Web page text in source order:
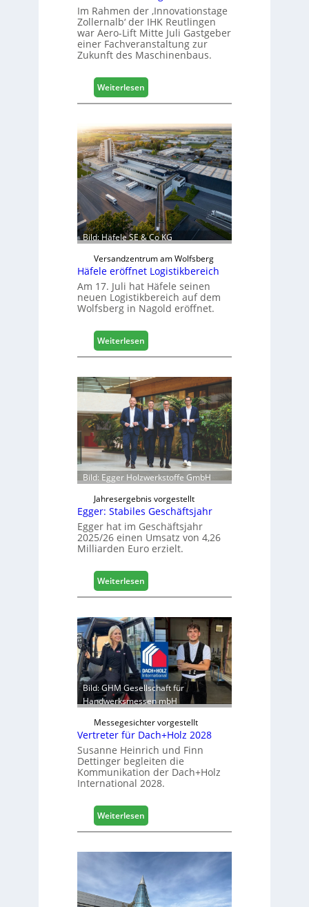
Im Rahmen der ‚Innovationstage
Zollernalb‘ der IHK Reutlingen
war Aero-Lift Mitte Juli Gastgeber
einer Fachveranstaltung zur
Zukunft des Maschinenbaus.
Weiterlesen:
M
s
c
h
i
n
e
n
b
a
u
d
i
g
i
t
i
i
e
r
t
s
c
h
Bild: Häfele SE & Co KG
Versandzentrum am Wolfsberg
Häfele eröffnet Logistikbereich
Am 17. Juli hat Häfele seinen
neuen Logistikbereich auf dem
Wolfsberg in Nagold eröffnet.
Weiterlesen:
H
f
e
l
e
e
r
ö
f
f
n
e
t
L
o
s
i
k
b
e
r
e
i
c
h
Bild: Egger Holzwerkstoffe GmbH
Jahresergebnis vorgestellt
Egger: Stabiles Geschäftsjahr
Egger hat im Geschäftsjahr
2025/26 einen Umsatz von 4,26
Milliarden Euro erzielt.
Weiterlesen:
E
g
e
r
S
t
a
b
i
l
e
s
G
e
s
c
h
f
s
j
Bild: GHM Gesellschaft für
Handwerksmessen mbH
Messegesichter vorgestellt
Vertreter für Dach+Holz 2028
Susanne Heinrich und Finn
Dettinger begleiten die
Kommunikation der Dach+Holz
International 2028.
Weiterlesen:
V
r
r
e